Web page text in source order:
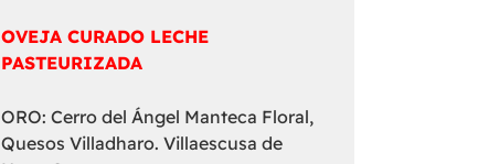
OVEJA CURADO LECHE
PASTEURIZADA
ORO: Cerro del Ángel Manteca Floral,
Quesos Villadharo. Villaescusa de